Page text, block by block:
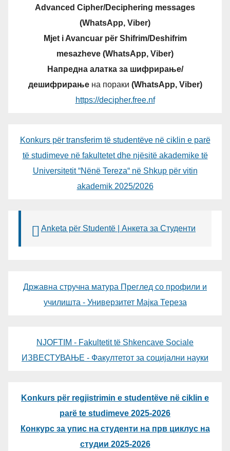
Advanced Cipher/Deciphering messages
(WhatsApp, Viber)
Mjet i Avancuar për Shifrim/Deshifrim
mesazheve (WhatsApp, Viber)
Напредна алатка за шифрирање/
дешифрирањена пораки (WhatsApp, Viber)
https://decipher.free.nf
Konkurs për transferim të studentëve në ciklin e parë
të studimeve në fakultetet dhe njësitë akademike të
Universitetit “Nënë Tereza“ në Shkup për vitin
akademik 2025/2026
Anketa për Studentë | Анкета за Студенти
Државна стручна матура Преглед со профили и
училишта - Универзитет Мајка Тереза
NJOFTIM - Fakultetit të Shkencave Sociale
ИЗВЕСТУВАЊЕ - Факултетот за социјални науки
Konkurs për regjistrimin e studentëve në ciklin e
parë te studimeve 2025-2026
Конкурс за упис на студенти на прв циклус на
студии 2025-2026